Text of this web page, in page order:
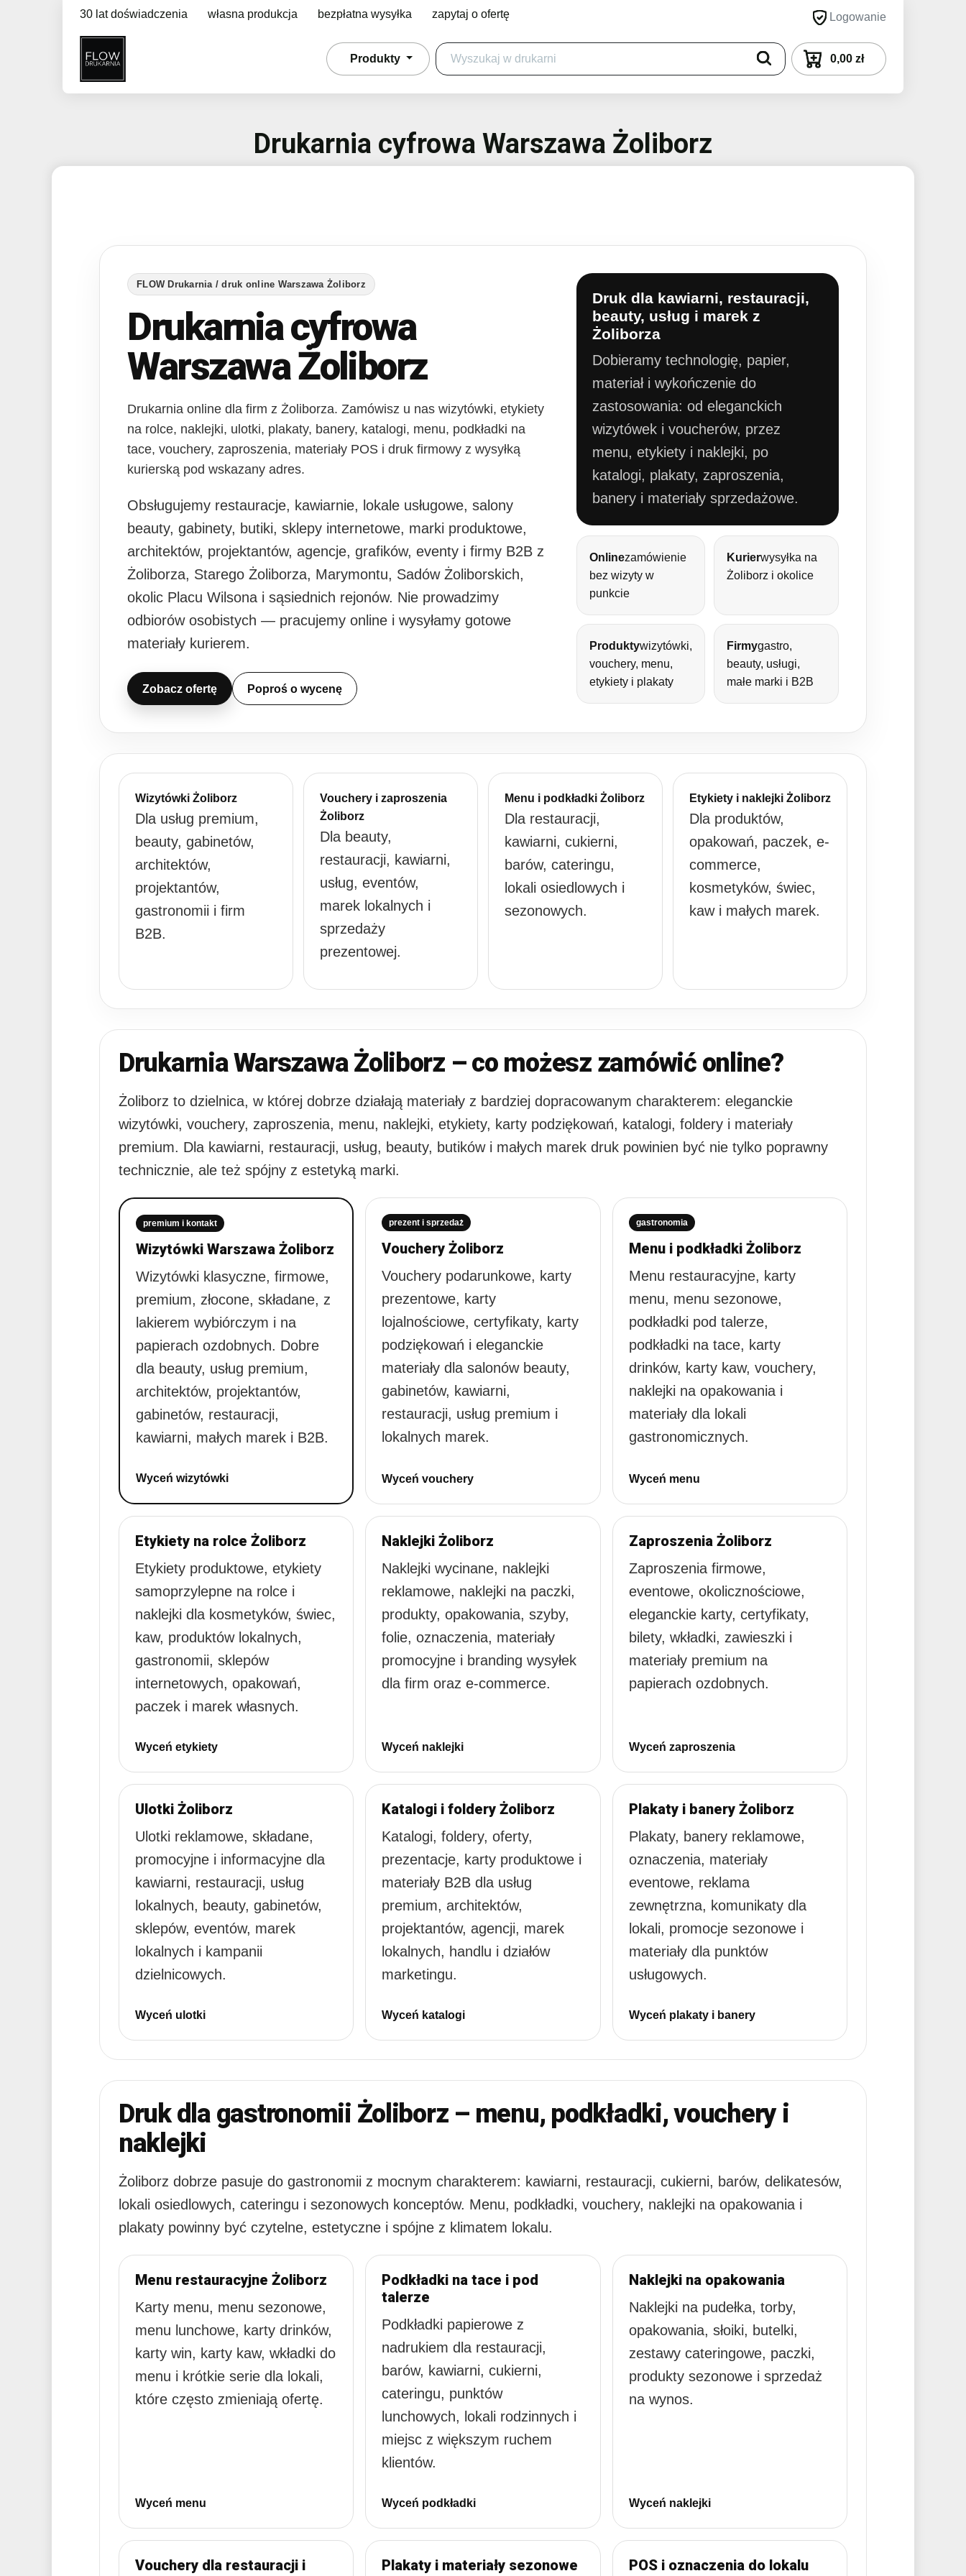
30 lat doświadczenia własna produkcja bezpłatna wysyłka zapytaj o ofertę Logowanie
Produkty 0,00 zł
Drukarnia cyfrowa Warszawa Żoliborz
FLOW Drukarnia / druk online Warszawa Żoliborz
Drukarnia cyfrowa
Warszawa Żoliborz
Drukarnia online dla firm z Żoliborza. Zamówisz u nas wizytówki, etykiety
na rolce, naklejki, ulotki, plakaty, banery, katalogi, menu, podkładki na
tace, vouchery, zaproszenia, materiały POS i druk firmowy z wysyłką
kurierską pod wskazany adres.
Obsługujemy restauracje, kawiarnie, lokale usługowe, salony
beauty, gabinety, butiki, sklepy internetowe, marki produktowe,
architektów, projektantów, agencje, grafików, eventy i firmy B2B z
Żoliborza, Starego Żoliborza, Marymontu, Sadów Żoliborskich,
okolic Placu Wilsona i sąsiednich rejonów. Nie prowadzimy
odbiorów osobistych — pracujemy online i wysyłamy gotowe
materiały kurierem.
Zobacz ofertę Poproś o wycenę
Druk dla kawiarni, restauracji,
beauty, usług i marek z
Żoliborza
Dobieramy technologię, papier,
materiał i wykończenie do
zastosowania: od eleganckich
wizytówek i voucherów, przez
menu, etykiety i naklejki, po
katalogi, plakaty, zaproszenia,
banery i materiały sprzedażowe.
Onlinezamówienie
bez wizyty w
punkcie
Kurierwysyłka na
Żoliborz i okolice
Produktywizytówki,
vouchery, menu,
etykiety i plakaty
Firmygastro,
beauty, usługi,
małe marki i B2B
Wizytówki Żoliborz
Dla usług premium,
beauty, gabinetów,
architektów,
projektantów,
gastronomii i firm
B2B.
Vouchery i zaproszenia
Żoliborz
Dla beauty,
restauracji, kawiarni,
usług, eventów,
marek lokalnych i
sprzedaży
prezentowej.
Menu i podkładki Żoliborz
Dla restauracji,
kawiarni, cukierni,
barów, cateringu,
lokali osiedlowych i
sezonowych.
Etykiety i naklejki Żoliborz
Dla produktów,
opakowań, paczek, e-
commerce,
kosmetyków, świec,
kaw i małych marek.
Drukarnia Warszawa Żoliborz – co możesz zamówić online?
Żoliborz to dzielnica, w której dobrze działają materiały z bardziej dopracowanym charakterem: eleganckie
wizytówki, vouchery, zaproszenia, menu, naklejki, etykiety, karty podziękowań, katalogi, foldery i materiały
premium. Dla kawiarni, restauracji, usług, beauty, butików i małych marek druk powinien być nie tylko poprawny
technicznie, ale też spójny z estetyką marki.
premium i kontakt
Wizytówki Warszawa Żoliborz
Wizytówki klasyczne, firmowe,
premium, złocone, składane, z
lakierem wybiórczym i na
papierach ozdobnych. Dobre
dla beauty, usług premium,
architektów, projektantów,
gabinetów, restauracji,
kawiarni, małych marek i B2B.
Wyceń wizytówki
prezent i sprzedaż
Vouchery Żoliborz
Vouchery podarunkowe, karty
prezentowe, karty
lojalnościowe, certyfikaty, karty
podziękowań i eleganckie
materiały dla salonów beauty,
gabinetów, kawiarni,
restauracji, usług premium i
lokalnych marek.
Wyceń vouchery
gastronomia
Menu i podkładki Żoliborz
Menu restauracyjne, karty
menu, menu sezonowe,
podkładki pod talerze,
podkładki na tace, karty
drinków, karty kaw, vouchery,
naklejki na opakowania i
materiały dla lokali
gastronomicznych.
Wyceń menu
Etykiety na rolce Żoliborz
Etykiety produktowe, etykiety
samoprzylepne na rolce i
naklejki dla kosmetyków, świec,
kaw, produktów lokalnych,
gastronomii, sklepów
internetowych, opakowań,
paczek i marek własnych.
Wyceń etykiety
Naklejki Żoliborz
Naklejki wycinane, naklejki
reklamowe, naklejki na paczki,
produkty, opakowania, szyby,
folie, oznaczenia, materiały
promocyjne i branding wysyłek
dla firm oraz e-commerce.
Wyceń naklejki
Zaproszenia Żoliborz
Zaproszenia firmowe,
eventowe, okolicznościowe,
eleganckie karty, certyfikaty,
bilety, wkładki, zawieszki i
materiały premium na
papierach ozdobnych.
Wyceń zaproszenia
Ulotki Żoliborz
Ulotki reklamowe, składane,
promocyjne i informacyjne dla
kawiarni, restauracji, usług
lokalnych, beauty, gabinetów,
sklepów, eventów, marek
lokalnych i kampanii
dzielnicowych.
Wyceń ulotki
Katalogi i foldery Żoliborz
Katalogi, foldery, oferty,
prezentacje, karty produktowe i
materiały B2B dla usług
premium, architektów,
projektantów, agencji, marek
lokalnych, handlu i działów
marketingu.
Wyceń katalogi
Plakaty i banery Żoliborz
Plakaty, banery reklamowe,
oznaczenia, materiały
eventowe, reklama
zewnętrzna, komunikaty dla
lokali, promocje sezonowe i
materiały dla punktów
usługowych.
Wyceń plakaty i banery
Druk dla gastronomii Żoliborz – menu, podkładki, vouchery i
naklejki
Żoliborz dobrze pasuje do gastronomii z mocnym charakterem: kawiarni, restauracji, cukierni, barów, delikatesów,
lokali osiedlowych, cateringu i sezonowych konceptów. Menu, podkładki, vouchery, naklejki na opakowania i
plakaty powinny być czytelne, estetyczne i spójne z klimatem lokalu.
Menu restauracyjne Żoliborz
Karty menu, menu sezonowe,
menu lunchowe, karty drinków,
karty win, karty kaw, wkładki do
menu i krótkie serie dla lokali,
które często zmieniają ofertę.
Wyceń menu
Podkładki na tace i pod
talerze
Podkładki papierowe z
nadrukiem dla restauracji,
barów, kawiarni, cukierni,
cateringu, punktów
lunchowych, lokali rodzinnych i
miejsc z większym ruchem
klientów.
Wyceń podkładki
Naklejki na opakowania
Naklejki na pudełka, torby,
opakowania, słoiki, butelki,
zestawy cateringowe, paczki,
produkty sezonowe i sprzedaż
na wynos.
Wyceń naklejki
Vouchery dla restauracji i
Plakaty i materiały sezonowe POS i oznaczenia do lokalu